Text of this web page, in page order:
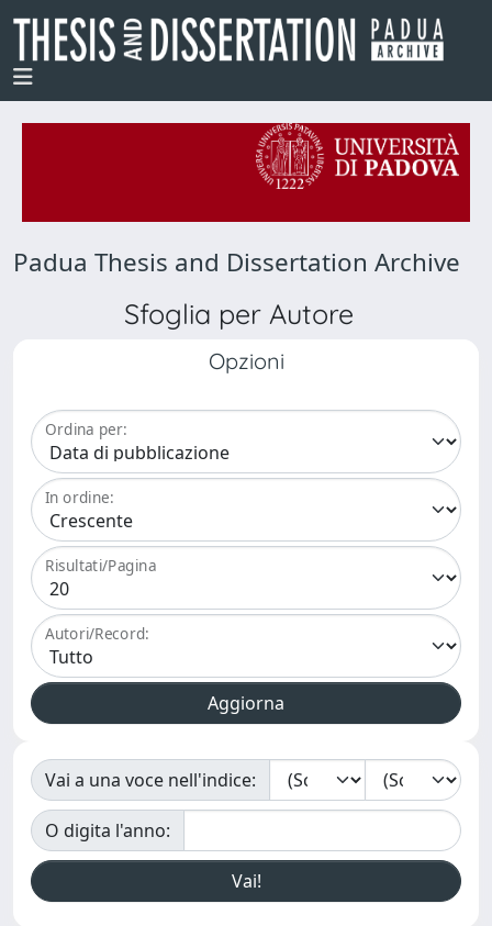
Padua Thesis and Dissertation Archive
Sfoglia per Autore
Opzioni
Ordina per:
In ordine:
Risultati/Pagina
Autori/Record:
Vai a una voce nell'indice:
O digita l'anno: